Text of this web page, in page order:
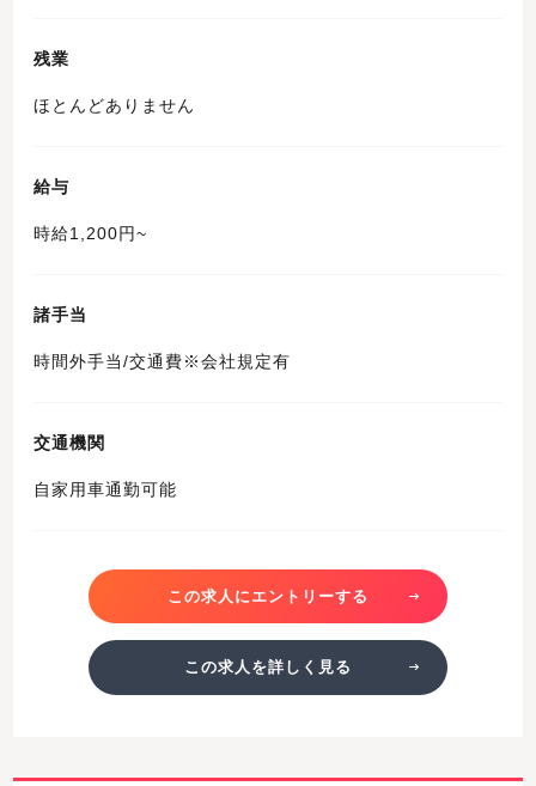
残業
ほとんどありません
給与
時給1,200円~
諸手当
時間外手当/交通費※会社規定有
交通機関
自家用車通勤可能
この求人にエントリーする
この求人を詳しく見る